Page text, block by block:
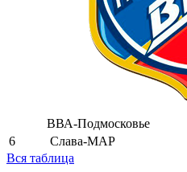
ВВА-Подмосковье
6 Слава-МАР
Вся таблица